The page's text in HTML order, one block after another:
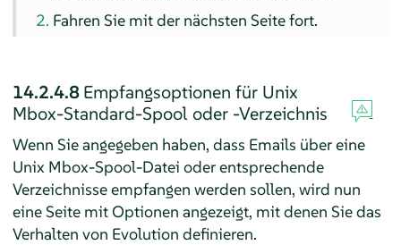
Fahren Sie mit der nächsten Seite fort.
14.2.4.8Empfangsoptionen für Unix
Mbox-Standard-Spool oder -Verzeichnis
Wenn Sie angegeben haben, dass Emails über eine
Unix Mbox-Spool-Datei oder entsprechende
Verzeichnisse empfangen werden sollen, wird nun
eine Seite mit Optionen angezeigt, mit denen Sie das
Verhalten von Evolution definieren.